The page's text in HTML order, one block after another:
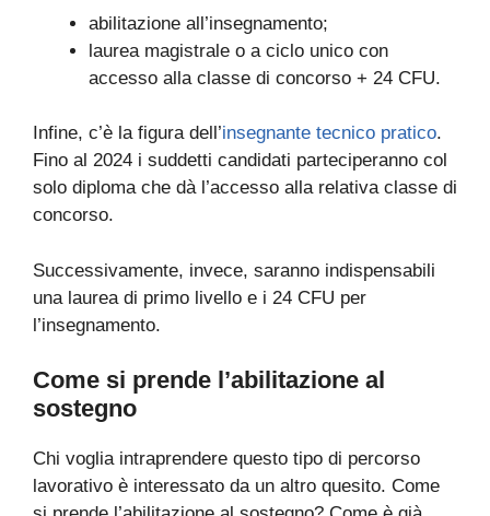
abilitazione all’insegnamento;
laurea magistrale o a ciclo unico con
accesso alla classe di concorso + 24 CFU.
Infine, c’è la figura dell’insegnante tecnico pratico.
Fino al 2024 i suddetti candidati parteciperanno col
solo diploma che dà l’accesso alla relativa classe di
concorso.
Successivamente, invece, saranno indispensabili
una laurea di primo livello e i 24 CFU per
l’insegnamento.
Come si prende l’abilitazione al
sostegno
Chi voglia intraprendere questo tipo di percorso
lavorativo è interessato da un altro quesito. Come